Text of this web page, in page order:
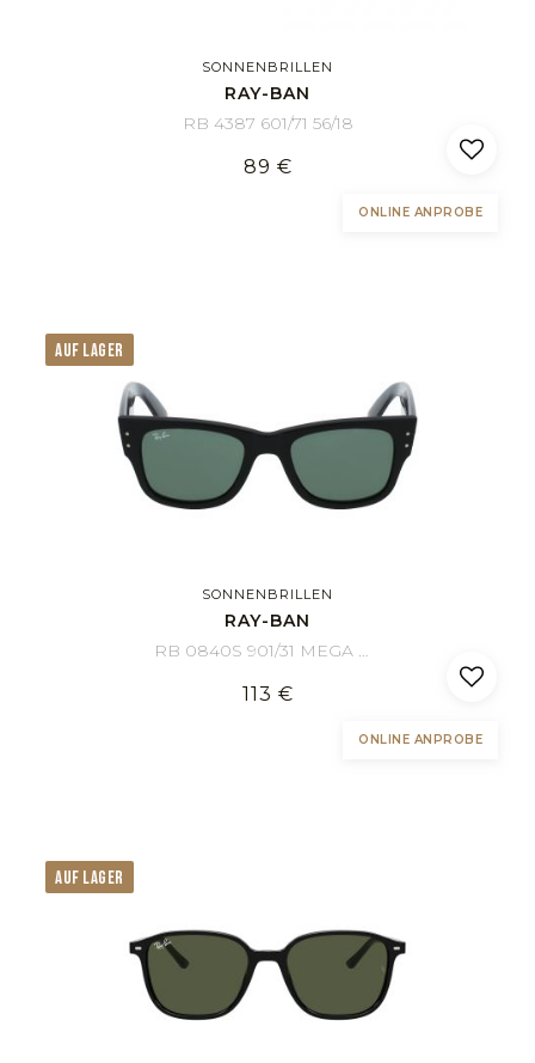
SONNENBRILLEN
RAY-BAN
RB 4387 601/71 56/18
89 €
ONLINE ANPROBE
AUF LAGER
SONNENBRILLEN
RAY-BAN
RB 0840S 901/31 MEGA WAYFARER 51/21
113 €
ONLINE ANPROBE
AUF LAGER